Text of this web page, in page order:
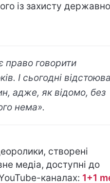
із захисту
право говорити
І сьогодні
адже, як відомо, без
нема».
створені
медіа, доступні до
каналах: 1+1